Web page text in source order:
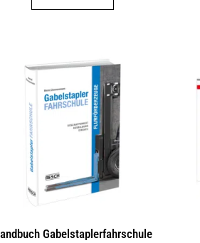
Gabelstaplerfahrschule